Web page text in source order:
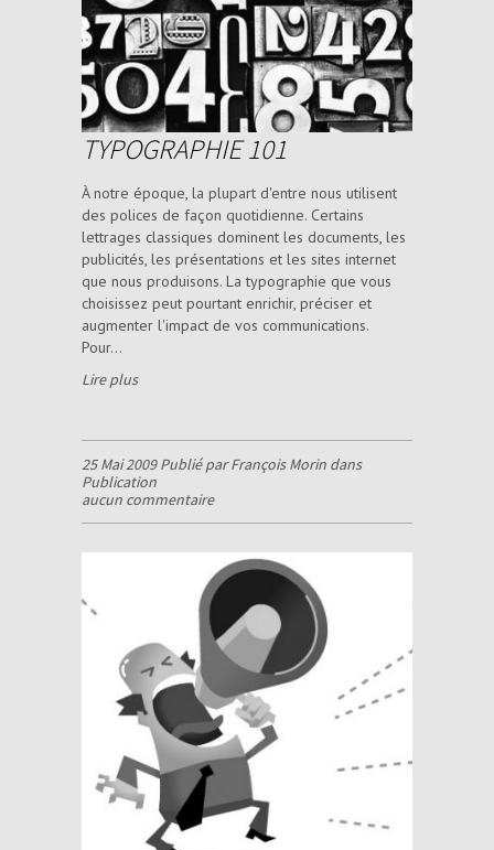
TYPOGRAPHIE 101
À notre époque, la plupart d'entre nous utilisent
des polices de façon quotidienne. Certains
lettrages classiques dominent les documents, les
publicités, les présentations et les sites internet
que nous produisons. La typographie que vous
choisissez peut pourtant enrichir, préciser et
augmenter l'impact de vos communications.
Pour...
Lire plus
25 Mai 2009 Publié par François Morin dans
Publication
aucun commentaire